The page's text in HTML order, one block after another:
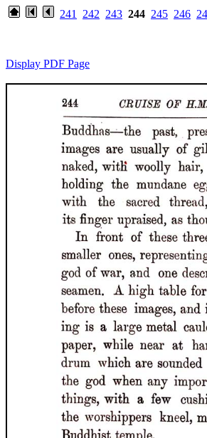
241 242 243 244 245 246
Display PDF Page